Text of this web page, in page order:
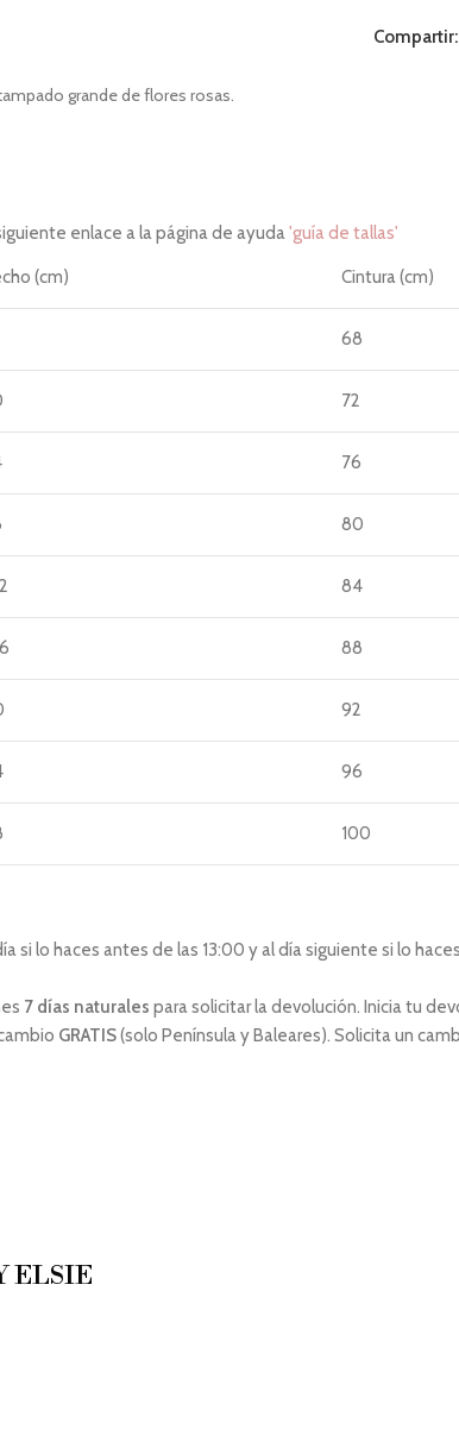
Compartir:
grande de flores rosas.
enlace a la página de ayuda'guía de tallas'
(cm) Cintura (cm)
68
72
76
80
84
88
92
96
100
si lo haces antes de las 13:00 y al día siguiente si lo
7 días naturales para solicitar la devolución. Inicia tu
GRATIS(solo Península y Baleares). Solicita un
ELSIE